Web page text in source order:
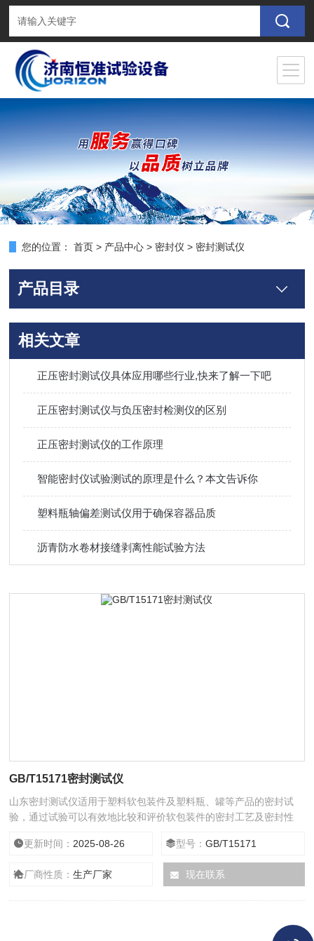
您的位置： 首页 > 产品中心 > 密封仪 > 密封测试仪
产品目录
相关文章
正压密封测试仪具体应用哪些行业,快来了解一下吧
正压密封测试仪与负压密封检测仪的区别
正压密封测试仪的工作原理
智能密封仪试验测试的原理是什么？本文告诉你
塑料瓶轴偏差测试仪用于确保容器品质
沥青防水卷材接缝剥离性能试验方法
GB/T15171密封测试仪
山东密封测试仪适用于塑料软包装件及塑料瓶、罐等产品的密封试
验，通过试验可以有效地比较和评价软包装件的密封工艺及密封性
更新时间： 2025-08-26 型号：GB/T15171
厂商性质：生产厂家 现在联系